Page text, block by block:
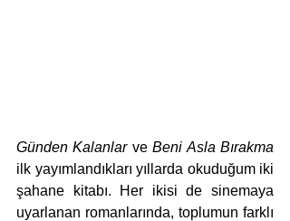
Günden Kalanlar ve Beni Asla Bırakma
ilk yayımlandıkları yıllarda okuduğum iki
şahane kitabı. Her ikisi de sinemaya
uyarlanan romanlarında, toplumun farklı